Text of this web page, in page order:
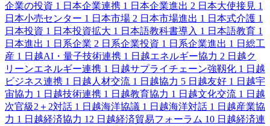
企業の投資 1 日本企業連携 1 日本企業進出 2 日本大使接見 1
日本小売センター 1 日本市場 2 日本市場進出 1 日本式介護 1
日本投資 1 日本投資拡大 1 日本語教科書導入 1 日本語教育 1
日本進出 1 日系企業 2 日系企業投資 1 日系企業進出 1 日総工
産 1 日越AI・量子技術連携 1 日越エネルギー協力 2 日越ク
リーンエネルギー連携 1 日越サプライチェーン強靱化 1 日越
ビジネス連携 1 日越人材交流 1 日越協力 5 日越友好 1 日越宇
宙協力 1 日越技術連携 1 日越教育協力 1 日越文化交流 1 日越
次官級2＋2対話 1 日越海洋協議 1 日越海洋対話 1 日越産業協
力 1 日越経済協力 12 日越経済貿易フォーラム 10 日越経済連